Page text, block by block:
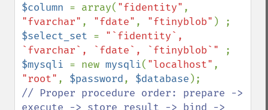
$column = array( "fidentity"
"fvarchar" , "fdate" , "ftinyblob"
$select_set = "`fidentity`,
`fvarchar`, `fdate`, `ftinyblob`"
$mysqli = new mysqli( "localhost"
"root" , $password, $database
// Proper procedure order: prepare ->
execute -> store_result -> bind ->